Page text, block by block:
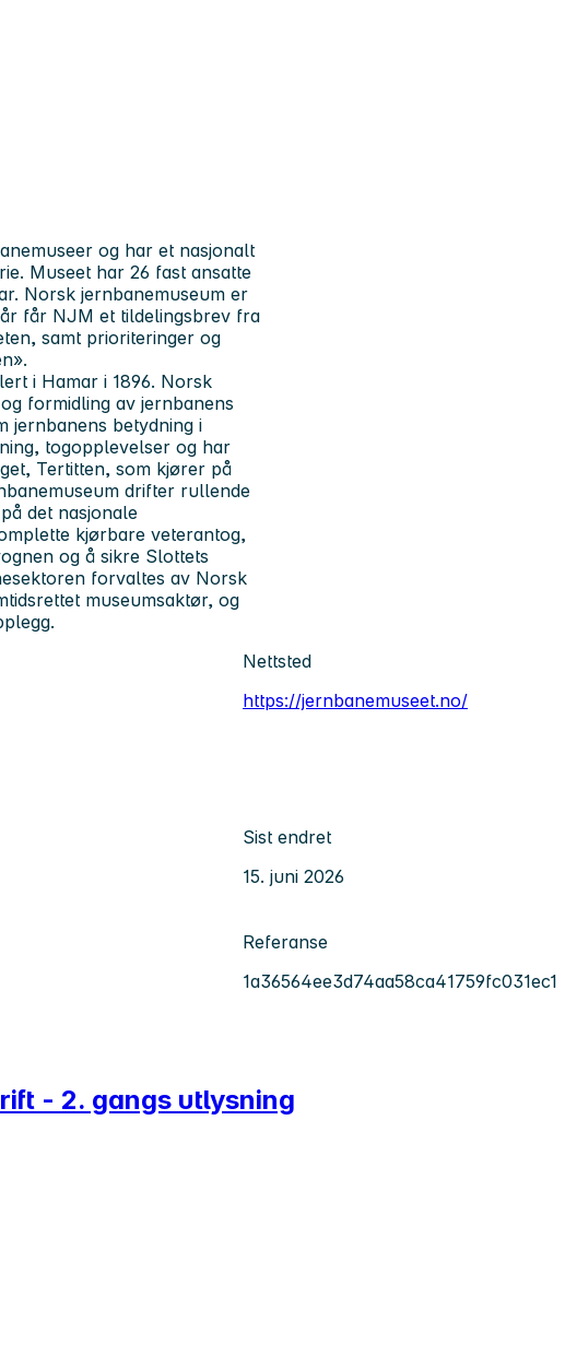
og har et nasjonalt
Museet har 26 fast ansatte
Norsk jernbanemuseum er
får NJM et tildelingsbrev fra
samt prioriteringer og
i Hamar i 1896. Norsk
formidling av jernbanens
jernbanens betydning i
togopplevelser og har
Tertitten, som kjører på
drifter rullende
det nasjonale
kjørbare veterantog,
og å sikre Slottets
forvaltes av Norsk
museumsaktør, og
Nettsted
https://jernbanemuseet.no/
Sist endret
15. juni 2026
Referanse
1a36564ee3d74aa58ca41759fc031ec1
- 2. gangs utlysning